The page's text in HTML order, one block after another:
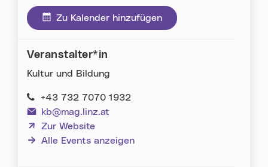
Zu Kalender hinzufügen
Veranstalter*in
Kultur und Bildung
+43 732 7070 1932
kb@mag.linz.at
Zur Website
(neues Fenster)
Alle Events anzeigen